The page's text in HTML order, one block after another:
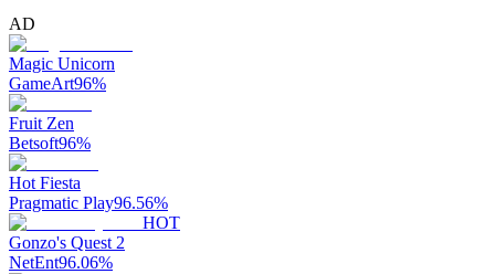
AD
Magic Unicorn
GameArt96%
Fruit Zen
Betsoft96%
Hot Fiesta
Pragmatic Play96.56%
HOT
Gonzo's Quest 2
NetEnt96.06%